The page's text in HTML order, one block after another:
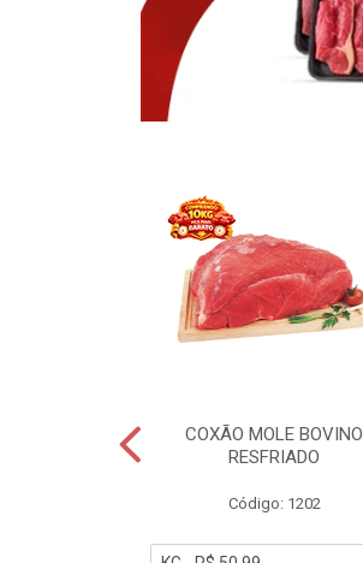
COXÃO MOLE BOVINO
RESFRIADO
Código: 1202